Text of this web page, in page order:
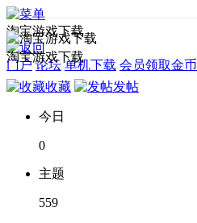
淘宝游戏下载
门户 论坛 单机下载 会员领取金币
淘宝游戏下载
收藏 发帖
今日
0
主题
559